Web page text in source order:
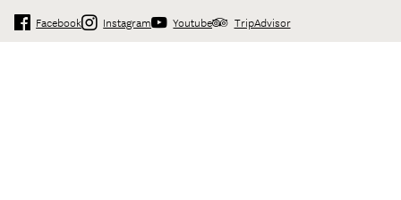
Facebook Instagram Youtube TripAdvisor